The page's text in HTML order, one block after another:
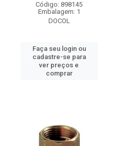
Código: 898145
Embalagem: 1
DOCOL
Faça seu login ou
cadastre-se para
ver preços e
comprar